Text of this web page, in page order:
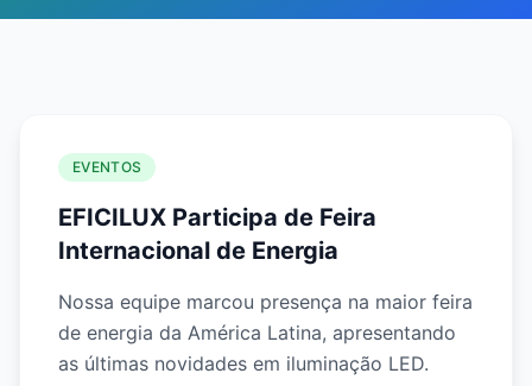
EVENTOS
EFICILUX Participa de Feira
Internacional de Energia
Nossa equipe marcou presença na maior feira
de energia da América Latina, apresentando
as últimas novidades em iluminação LED.